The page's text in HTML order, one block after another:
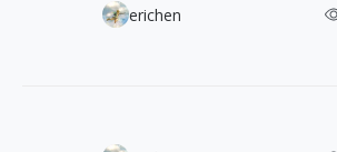
英國畫家 Miles Johnston 大師作品：一
erichen